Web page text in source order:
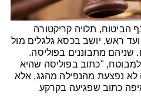
הביטוח, תלויה קריקטורה
ראש, יושב בכסא גלגלים מול
מתבוננים בפוליסה.
"כתוב בפוליסה שהיא
נפצעת מהנפילה מהגג, אלא
כתוב שפגיעה בקרקע